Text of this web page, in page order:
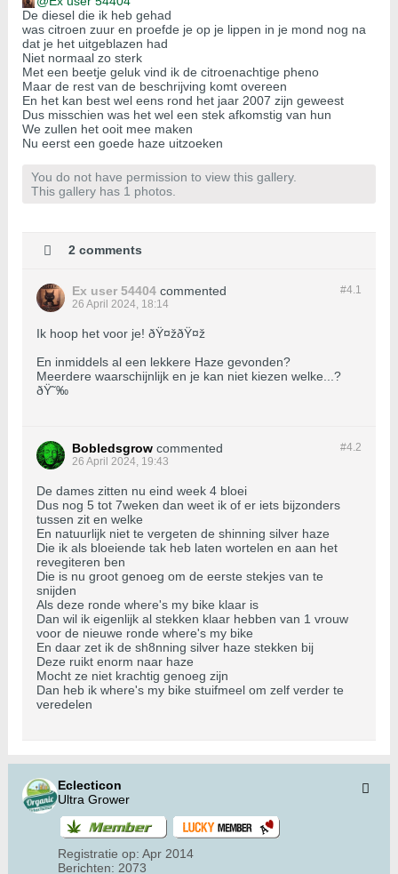
De diesel die ik heb gehad
was citroen zuur en proefde je op je lippen in je mond nog na
dat je het uitgeblazen had
Niet normaal zo sterk
Met een beetje geluk vind ik de citroenachtige pheno
Maar de rest van de beschrijving komt overeen
En het kan best wel eens rond het jaar 2007 zijn geweest
Dus misschien was het wel een stek afkomstig van hun
We zullen het ooit mee maken
Nu eerst een goede haze uitzoeken
You do not have permission to view this gallery.
This gallery has 1 photos.
2 comments
#4.1
Ex user 54404 commented
26 April 2024, 18:14
Ik hoop het voor je! ðŸ¤žðŸ¤ž
En inmiddels al een lekkere Haze gevonden?
Meerdere waarschijnlijk en je kan niet kiezen welke...?
ðŸ˜‰
#4.2
Bobledsgrow commented
26 April 2024, 19:43
De dames zitten nu eind week 4 bloei
Dus nog 5 tot 7weken dan weet ik of er iets bijzonders
tussen zit en welke
En natuurlijk niet te vergeten de shinning silver haze
Die ik als bloeiende tak heb laten wortelen en aan het
revegiteren ben
Die is nu groot genoeg om de eerste stekjes van te
snijden
Als deze ronde where's my bike klaar is
Dan wil ik eigenlijk al stekken klaar hebben van 1 vrouw
voor de nieuwe ronde where's my bike
En daar zet ik de sh8nning silver haze stekken bij
Deze ruikt enorm naar haze
Mocht ze niet krachtig genoeg zijn
Dan heb ik where's my bike stuifmeel om zelf verder te
veredelen
Eclecticon
Ultra Grower
Registratie op: Apr 2014
Berichten: 2073